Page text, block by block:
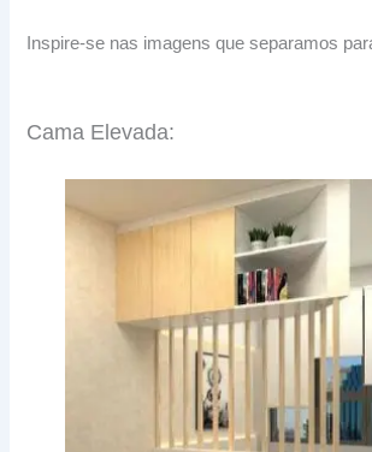
Inspire-se nas imagens que separamos
Cama Elevada: